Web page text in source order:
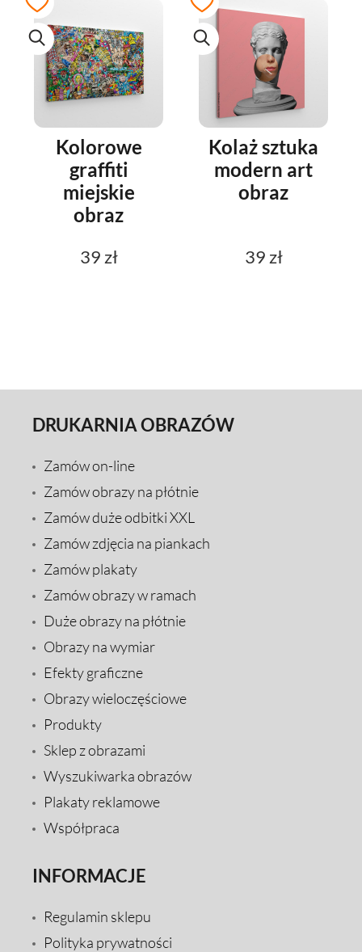
Kolorowe
graffiti
miejskie
obraz
39 zł
Kolaż sztuka
modern art
obraz
39 zł
DRUKARNIA OBRAZÓW
Zamów on-line
Zamów obrazy na płótnie
Zamów duże odbitki XXL
Zamów zdjęcia na piankach
Zamów plakaty
Zamów obrazy w ramach
Duże obrazy na płótnie
Obrazy na wymiar
Efekty graficzne
Obrazy wieloczęściowe
Produkty
Sklep z obrazami
Wyszukiwarka obrazów
Plakaty reklamowe
Współpraca
INFORMACJE
Regulamin sklepu
Polityka prywatności